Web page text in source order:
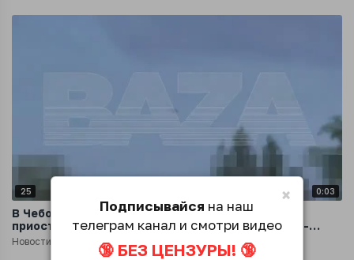
25 0:03
В Чебоксарах после атаки беспилотников
приостановлена работа Всероссийского научно-
исследовательского института релестроения
Новости 1 год назад
×
Подписывайся на наш
телеграм канал и смотри видео
🔞 БЕЗ ЦЕНЗУРЫ! 🔞